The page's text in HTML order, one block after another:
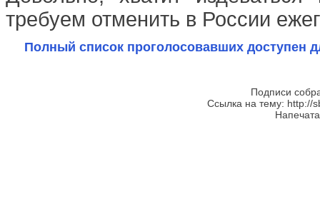
требуем отменить в России
Полный список проголосовавших доступен
Подписи
Ссылка на тему: http://